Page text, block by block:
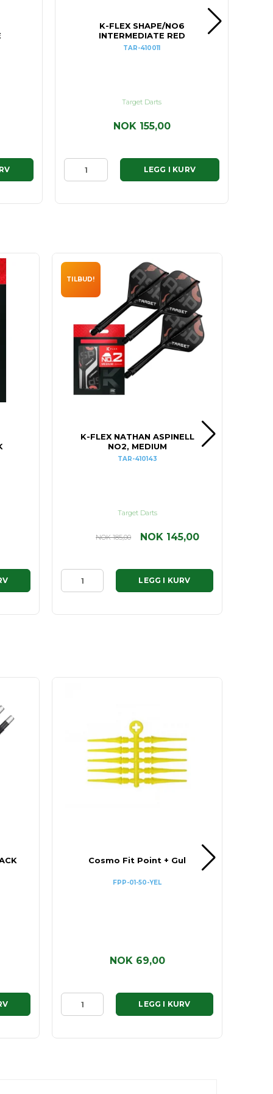
K-FLEX SHAPE/NO6
INTERMEDIATE RED
TAR-410011
Target Darts
NOK 155,00
LEGG I KURV
TILBUD!
K-FLEX NATHAN ASPINELL
NO2, MEDIUM
TAR-410143
Target Darts
NOK 185,00 NOK 145,00
LEGG I KURV
Cosmo Fit Point + Gul
FPP-01-50-YEL
NOK 69,00
LEGG I KURV